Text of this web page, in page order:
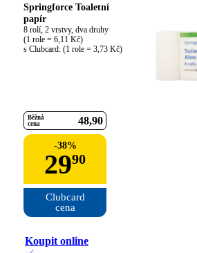
Springforce Toaletní
papír
8 rolí, 2 vrstvy, dva druhy
(1 role = 6,11 Kč)
s Clubcard: (1 role = 3,73 Kč)
Běžná
cena
48 90
-38%
2990
Clubcard
cena
Koupit online